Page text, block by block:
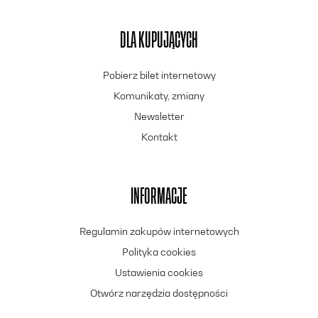
DLA KUPUJĄCYCH
Pobierz bilet internetowy
Komunikaty, zmiany
Newsletter
Kontakt
INFORMACJE
Regulamin zakupów internetowych
Polityka cookies
Ustawienia cookies
Otwórz narzędzia dostępności